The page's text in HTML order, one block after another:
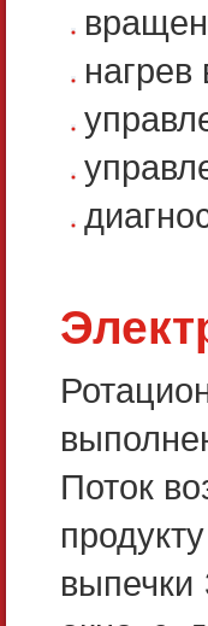
нагрев
Поток
выпечки